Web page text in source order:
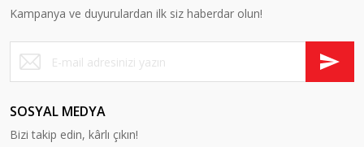
Kampanya ve duyurulardan ilk siz haberdar olun!
SOSYAL MEDYA
Bizi takip edin, kârlı çıkın!